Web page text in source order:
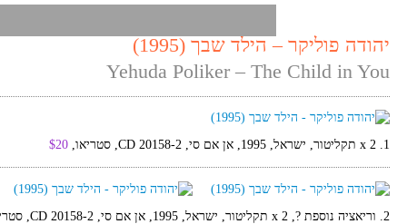
יהודה פוליקר – הילד שבך (1995)
Yehuda Poliker – The Child in You
1. 2 x תקליטור, ישראל, 1995, אן אם סי, CD 20158-2, סטריאו, $20
2. וריאציה נוספת ?, 2 x תקליטור, ישראל, 1995, אן אם סי, CD 20158-2, סטריאו,